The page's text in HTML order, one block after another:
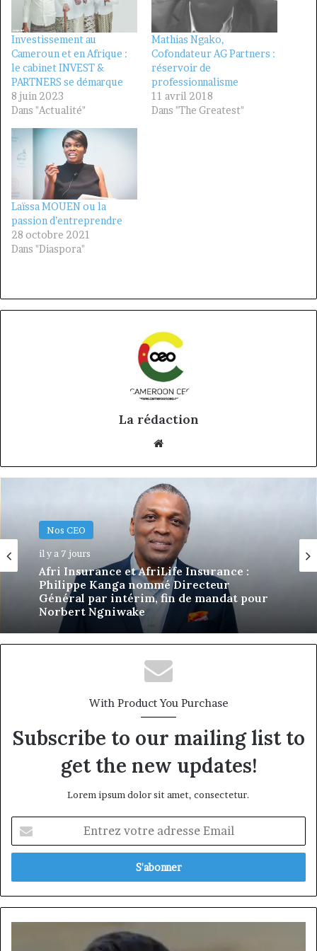
Investissement au
Cameroun et en Afrique :
le cabinet INVEST &
PARTNERS se démarque
8 juin 2023
Dans "Actualité"
Mathias Ngako,
Cofondateur AG Partners :
réservoir de
professionnalisme
11 avril 2018
Dans "The Greatest"
Laïssa MOUEN ou la
passion d’entreprendre
28 octobre 2021
Dans "Diaspora"
La rédaction
Nos CEO
18 juin 2026
Eva Mballa, la journaliste-entrepreneure
qui veut donner aux médias africains une
nouvelle saison
With Product You Purchase
Subscribe to our mailing list to
get the new updates!
Lorem ipsum dolor sit amet, consectetur.
votre
adresse